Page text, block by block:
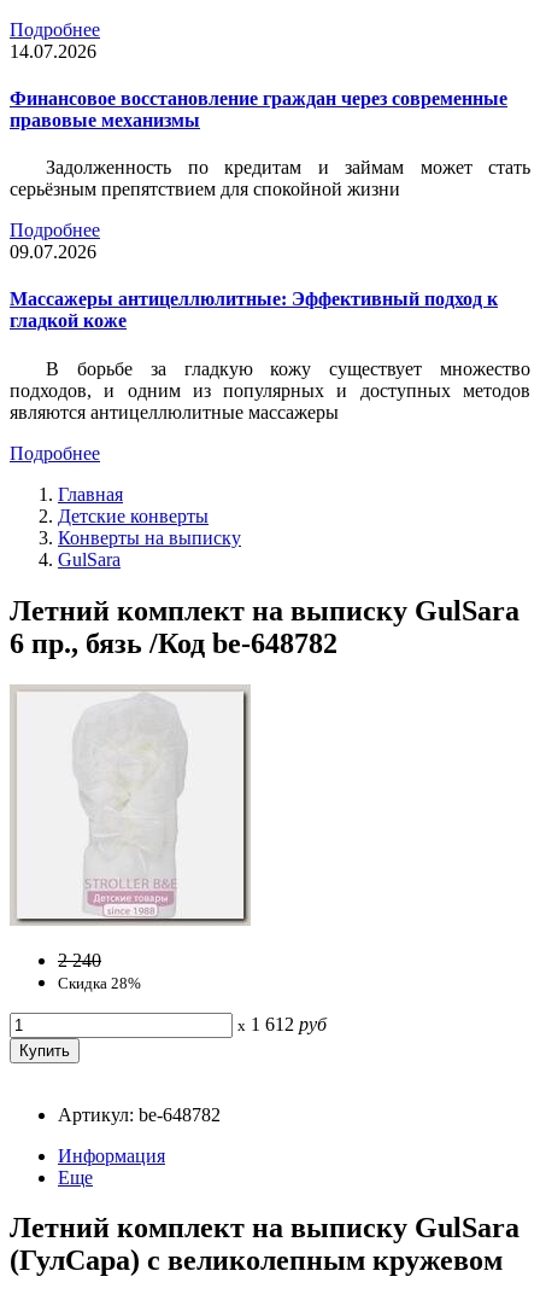
Подробнее
14.07.2026
Финансовое восстановление граждан через современные
правовые механизмы
Задолженность по кредитам и займам может стать
серьёзным препятствием для спокойной жизни
Подробнее
09.07.2026
Массажеры антицеллюлитные: Эффективный подход к
гладкой коже
В борьбе за гладкую кожу существует множество
подходов, и одним из популярных и доступных методов
являются антицеллюлитные массажеры
Подробнее
Главная
Детские конверты
Конверты на выписку
GulSara
Летний комплект на выписку GulSara
6 пр., бязь /Код be-648782
2 240
Скидка 28%
x 1 612 руб
Артикул: be-648782
Информация
Еще
Летний комплект на выписку GulSara
(ГулСара) с великолепным кружевом